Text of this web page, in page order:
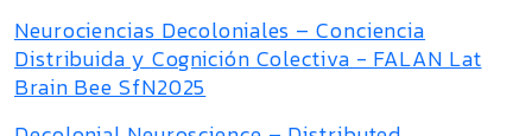
Neurociencias Decoloniales – Conciencia
Distribuida y Cognición Colectiva - FALAN Lat
Brain Bee SfN2025